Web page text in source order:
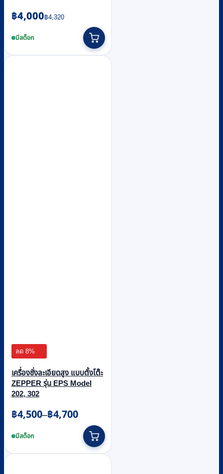
฿4,320
Original
price
was:
฿4,000
Current
price
is:มีสต็อก
ลด 8%
เครื่องชั่งละเอียดสูง แบบตั้งโต๊ะ
ZEPPER รุ่น EPS Model
202, 302
฿4,500–฿4,700
Price
range:
฿4,500
มีสต็อก
product